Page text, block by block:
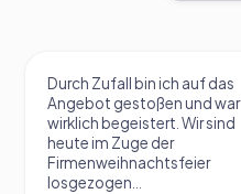
Durch Zufall bin ich auf das
Angebot gestoßen und war
wirklich begeistert. Wir sind
heute im Zuge der
Firmenweihnachtsfeier
losgezogen...